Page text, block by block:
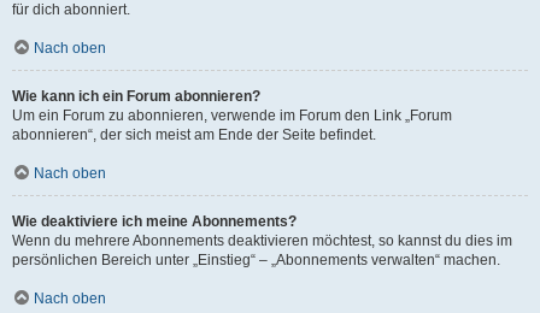
für dich abonniert.
Nach oben
Wie kann ich ein Forum abonnieren?
Um ein Forum zu abonnieren, verwende im Forum den Link „Forum
abonnieren“, der sich meist am Ende der Seite befindet.
Nach oben
Wie deaktiviere ich meine Abonnements?
Wenn du mehrere Abonnements deaktivieren möchtest, so kannst du dies im
persönlichen Bereich unter „Einstieg“ – „Abonnements verwalten“ machen.
Nach oben